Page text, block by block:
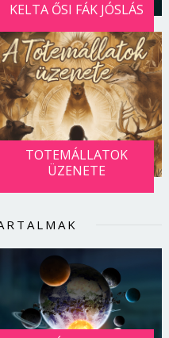
KELTA ŐSI FÁK JÓSLÁS
TOTEMÁLLATOK
ÜZENETE